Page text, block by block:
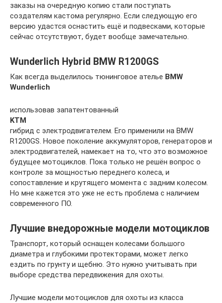
заказы на очередную копию стали поступать
создателям кастома регулярно. Если следующую его
версию удастся оснастить ещё и подвесками, которые
сейчас отсутствуют, будет вообще замечательно.
Wunderlich Hybrid BMW R1200GS
Как всегда выделилось тюнинговое ателье BMW
Wunderlich
использовав запатентованный
KTM
гибрид с электродвигателем. Его применили на BMW
R1200GS. Новое поколение аккумуляторов, генераторов и
электродвигателей, намекает на то, что это возможное
будущее мотоциклов. Пока только не решён вопрос о
контроле за мощностью переднего колеса, и
сопоставление и крутящего момента с задним колесом.
Но мне кажется это уже не есть проблема с наличием
современного ПО.
Лучшие внедорожные модели мотоциклов
Транспорт, который оснащен колесами большого
диаметра и глубокими протекторами, может легко
ездить по грунту и щебню. Это нужно учитывать при
выборе средства передвижения для охоты.
Лучшие модели мотоциклов для охоты из класса